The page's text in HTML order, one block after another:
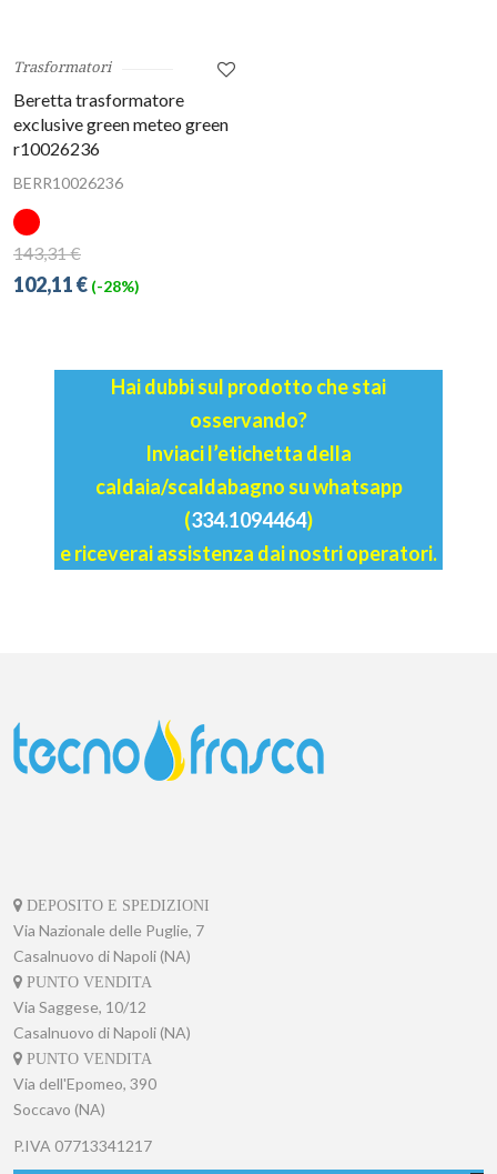
Trasformatori
Beretta trasformatore
exclusive green meteo green
r10026236
BERR10026236
143,31 €
102,11 € (-28%)
Hai dubbi sul prodotto che stai
osservando?
Inviaci l’etichetta della
caldaia/scaldabagno su whatsapp
(334.1094464)
e riceverai assistenza dai nostri operatori.
DEPOSITO E SPEDIZIONI
Via Nazionale delle Puglie, 7
Casalnuovo di Napoli (NA)
PUNTO VENDITA
Via Saggese, 10/12
Casalnuovo di Napoli (NA)
PUNTO VENDITA
Via dell'Epomeo, 390
Soccavo (NA)
P.IVA 07713341217